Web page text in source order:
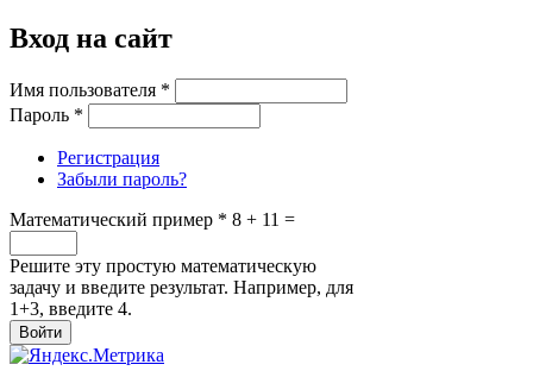
Вход на сайт
Имя пользователя *
Пароль *
Регистрация
Забыли пароль?
Математический пример * 8 + 11 =
Решите эту простую математическую
задачу и введите результат. Например, для
1+3, введите 4.